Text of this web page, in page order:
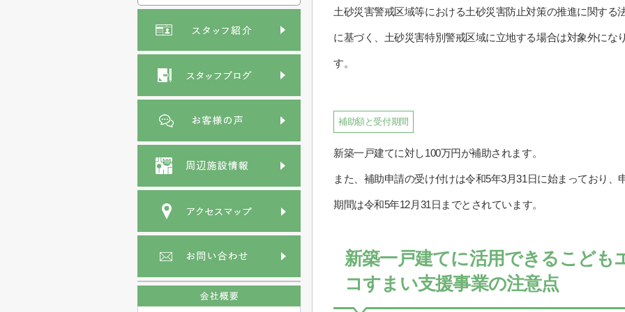
土砂災害警戒区域等における土砂災害防止対策の推進に関する
に基づく、土砂災害特別警戒区域に立地する場合は対象外にな
す。
補助額と受付期間
新築一戸建てに対し100万円が補助されます。
また、補助申請の受け付けは令和5年3月31日に始まっており、
期間は令和5年12月31日までとされています。
新築一戸建てに活用できるこども
コすまい支援事業の注意点